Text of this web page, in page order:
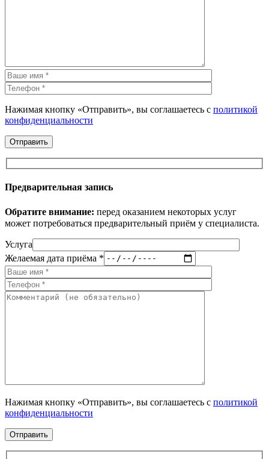
Нажимая кнопку «Отправить», вы соглашаетесь с политикой
конфиденциальности
Предварительная запись
Обратите внимание: перед оказанием некоторых услуг
может потребоваться предварительный приём у специалиста.
Услуга
Желаемая дата приёма *
Нажимая кнопку «Отправить», вы соглашаетесь с политикой
конфиденциальности